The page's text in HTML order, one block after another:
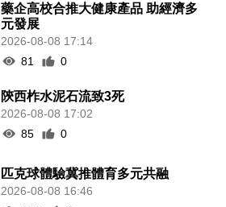
藥企高校合推大健康產品 助經濟多
元發展
2026-08-08 17:14
81
0
陝西柞水泥石流致3死
2026-08-08 17:02
85
0
匹克球體驗冀推體育多元共融
2026-08-08 16:46